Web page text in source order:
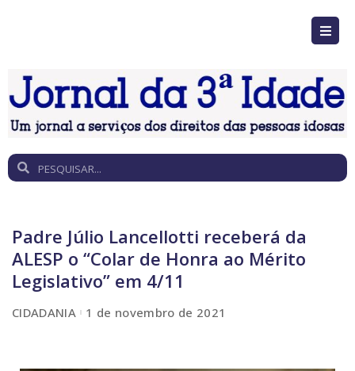
Padre Júlio Lancellotti receberá da
ALESP o “Colar de Honra ao Mérito
Legislativo” em 4/11
CIDADANIA 1 de novembro de 2021